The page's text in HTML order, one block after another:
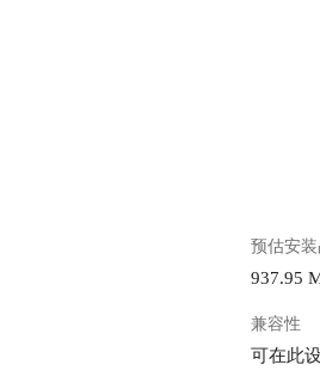
预估安装
937.95
兼容性
可在此